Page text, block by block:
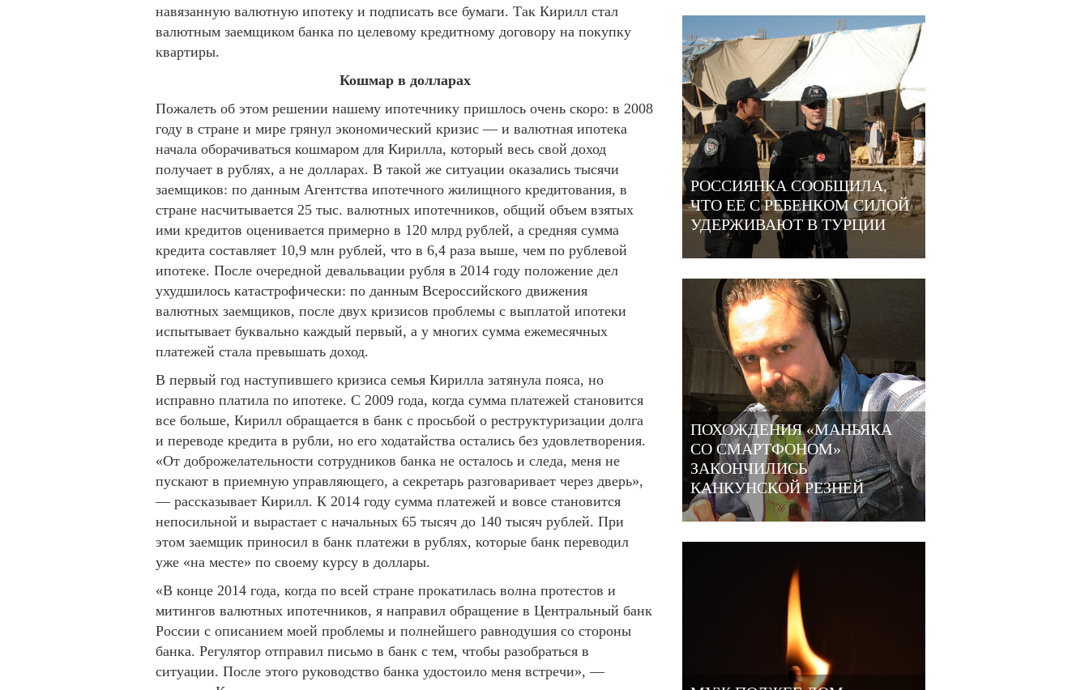
навязанную валютную ипотеку и подписать все бумаги. Так Кирилл стал
валютным заемщиком банка по целевому кредитному договору на покупку
квартиры.
Кошмар в долларах
Пожалеть об этом решении нашему ипотечнику пришлось очень скоро: в 2008
году в стране и мире грянул экономический кризис — и валютная ипотека
начала оборачиваться кошмаром для Кирилла, который весь свой доход
получает в рублях, а не долларах. В такой же ситуации оказались тысячи
заемщиков: по данным Агентства ипотечного жилищного кредитования, в
стране насчитывается 25 тыс. валютных ипотечников, общий объем взятых
ими кредитов оценивается примерно в 120 млрд рублей, а средняя сумма
кредита составляет 10,9 млн рублей, что в 6,4 раза выше, чем по рублевой
ипотеке. После очередной девальвации рубля в 2014 году положение дел
ухудшилось катастрофически: по данным Всероссийского движения
валютных заемщиков, после двух кризисов проблемы с выплатой ипотеки
испытывает буквально каждый первый, а у многих сумма ежемесячных
платежей стала превышать доход.
В первый год наступившего кризиса семья Кирилла затянула пояса, но
исправно платила по ипотеке. С 2009 года, когда сумма платежей становится
все больше, Кирилл обращается в банк с просьбой о реструктуризации долга
и переводе кредита в рубли, но его ходатайства остались без удовлетворения.
«От доброжелательности сотрудников банка не осталось и следа, меня не
пускают в приемную управляющего, а секретарь разговаривает через дверь»,
— рассказывает Кирилл. К 2014 году сумма платежей и вовсе становится
непосильной и вырастает с начальных 65 тысяч до 140 тысяч рублей. При
этом заемщик приносил в банк платежи в рублях, которые банк переводил
уже «на месте» по своему курсу в доллары.
«В конце 2014 года, когда по всей стране прокатилась волна протестов и
митингов валютных ипотечников, я направил обращение в Центральный банк
России с описанием моей проблемы и полнейшего равнодушия со стороны
банка. Регулятор отправил письмо в банк с тем, чтобы разобраться в
ситуации. После этого руководство банка удостоило меня встречи», —
РОССИЯНКА СООБЩИЛА,
ЧТО ЕЕ С РЕБЕНКОМ СИЛОЙ
УДЕРЖИВАЮТ В ТУРЦИИ
ПОХОЖДЕНИЯ «МАНЬЯКА
СО СМАРТФОНОМ»
ЗАКОНЧИЛИСЬ
КАНКУНСКОЙ РЕЗНЕЙ